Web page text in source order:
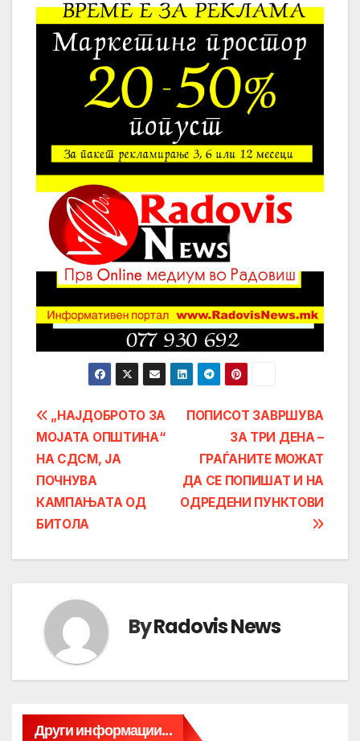
Post
navigation
ПОПИСОТ ЗАВРШУВА
ЗА ТРИ ДЕНА –
ГРАЃАНИТЕ МОЖАТ
ДА СЕ ПОПИШАТ И НА
ОДРЕДЕНИ ПУНКТОВИ
„НАЈДОБРОТО ЗА
МОЈАТА ОПШТИНА“
НА СДСМ, ЈА
ПОЧНУВА
КАМПАЊАТА ОД
БИТОЛА
ByRadovis News
Други информации...